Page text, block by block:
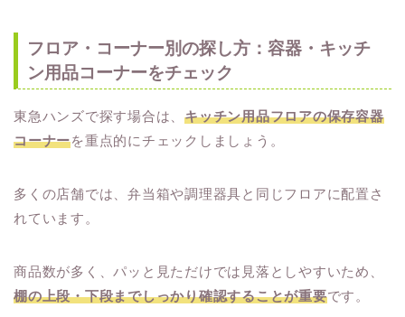
フロア・コーナー別の探し方：容器・キッチ
ン用品コーナーをチェック
東急ハンズで探す場合は、キッチン用品フロアの保存容器
コーナーを重点的にチェックしましょう。
多くの店舗では、弁当箱や調理器具と同じフロアに配置さ
れています。
商品数が多く、パッと見ただけでは見落としやすいため、
棚の上段・下段までしっかり確認することが重要です。